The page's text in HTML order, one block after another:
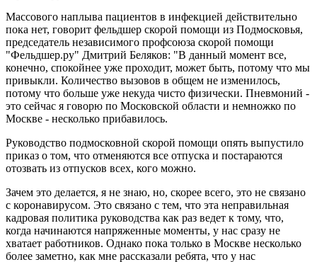
Массового наплыва пациентов в инфекцией действительно
пока нет, говорит фельдшер скорой помощи из Подмосковья,
председатель независимого профсоюза скорой помощи
"Фельдшер.ру" Дмитрий Беляков: "В данный момент все,
конечно, спокойнее уже проходит, может быть, потому что мы
привыкли. Количество вызовов в общем не изменилось,
потому что больше уже некуда чисто физически. Пневмоний -
это сейчас я говорю по Московской области и немножко по
Москве - несколько прибавилось.
Руководство подмосковной скорой помощи опять выпустило
приказ о том, что отменяются все отпуска и постараются
отозвать из отпусков всех, кого можно.
Зачем это делается, я не знаю, но, скорее всего, это не связано
с коронавирусом. Это связано с тем, что эта неправильная
кадровая политика руководства как раз ведет к тому, что,
когда начинаются напряженные моменты, у нас сразу не
хватает работников. Однако пока только в Москве несколько
более заметно, как мне рассказали ребята, что у нас